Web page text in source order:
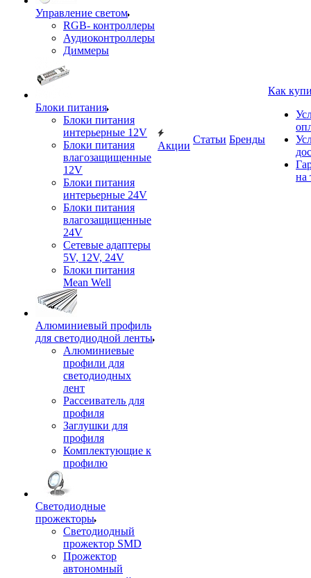
Управление светом
RGB- контроллеры
Аудиоконтроллеры
Диммеры
Блоки питания
Блоки питания
интерьерные 12V
Блоки питания
влагозащищенные
12V
Блоки питания
интерьерные 24V
Блоки питания
влагозащищенные
24V
Сетевые адаптеры
5V, 12V, 24V
Блоки питания
Mean Well
Алюминиевый профиль
для светодиодной ленты
Алюминиевые
профили для
светодиодных
лент
Рассеиватель для
профиля
Заглушки для
профиля
Комплектующие к
профилю
Светодиодные
прожекторы
Светодиодный
прожектор SMD
Прожектор
автономный
Акции
Статьи Бренды
Как
на